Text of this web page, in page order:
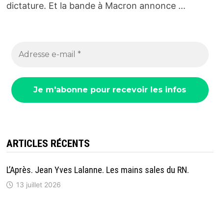
dictature. Et la bande à Macron annonce …
ARTICLES RÉCENTS
L’Après. Jean Yves Lalanne. Les mains sales du RN.
13 juillet 2026